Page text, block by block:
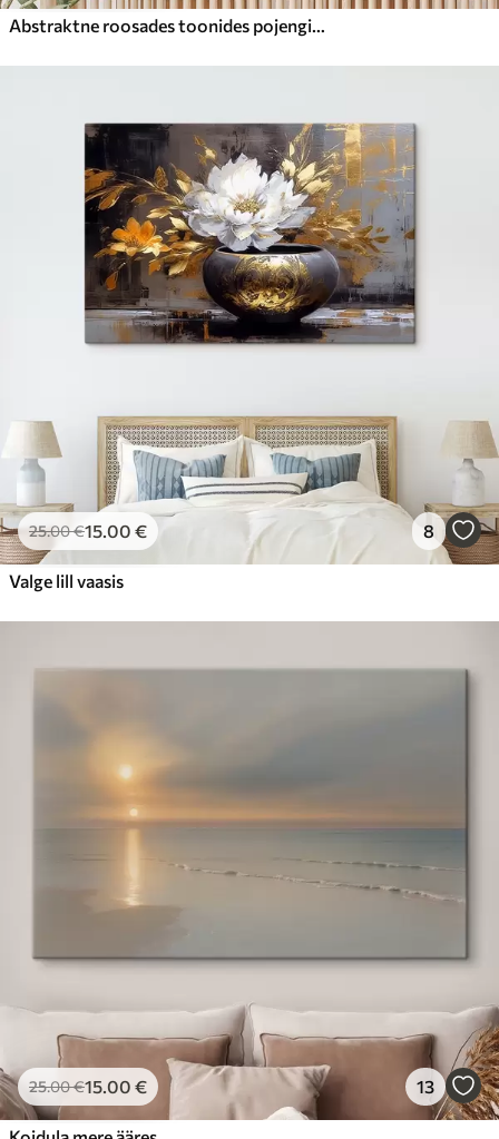
Abstraktne roosades toonides pojengide kimp
25.00€15.00 € 8
Valge lill vaasis
25.00€15.00 € 13